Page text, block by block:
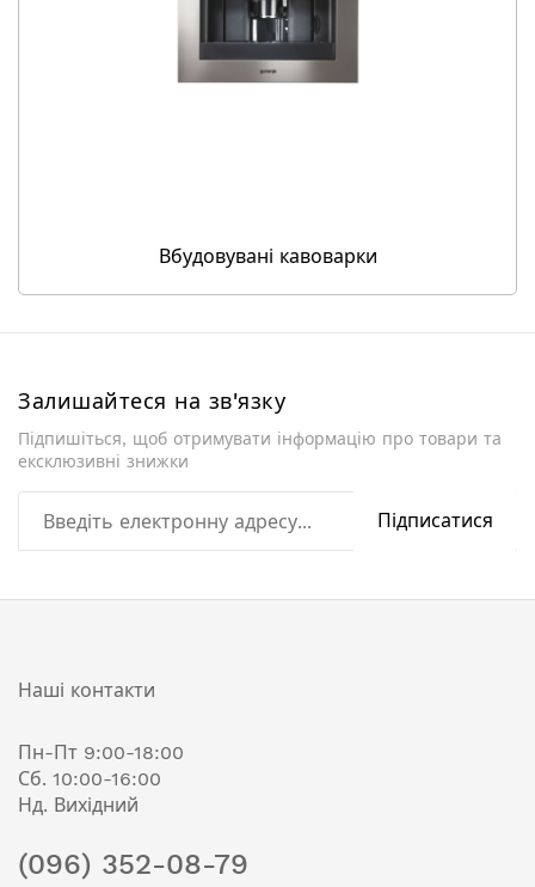
Вбудовувані кавоварки
Залишайтеся на зв'язку
Підпишіться, щоб отримувати інформацію про товари та
ексклюзивні знижки
Підписатися
Наші контакти
Пн-Пт 9:00-18:00
Сб. 10:00-16:00
Нд. Вихідний
(096) 352-08-79